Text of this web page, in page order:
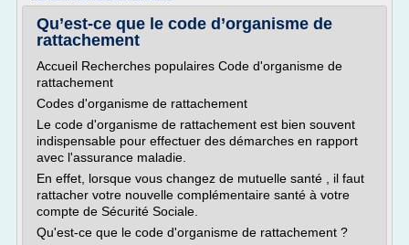
Qu’est-ce que le code d’organisme de
rattachement
Accueil Recherches populaires Code d'organisme de
rattachement
Codes d'organisme de rattachement
Le code d'organisme de rattachement est bien souvent
indispensable pour effectuer des démarches en rapport
avec l'assurance maladie.
En effet, lorsque vous changez de mutuelle santé , il faut
rattacher votre nouvelle complémentaire santé à votre
compte de Sécurité Sociale.
Qu'est-ce que le code d'organisme de rattachement ?